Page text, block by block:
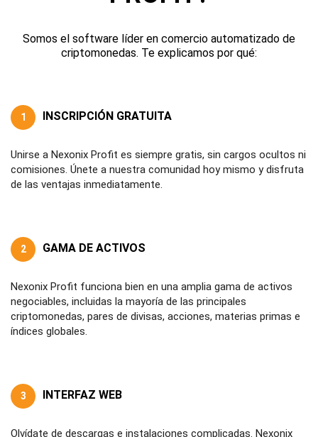
Somos el software líder en comercio automatizado de
criptomonedas. Te explicamos por qué:
1 INSCRIPCIÓN GRATUITA
Unirse a Nexonix Profit es siempre gratis, sin cargos ocultos ni
comisiones. Únete a nuestra comunidad hoy mismo y disfruta
de las ventajas inmediatamente.
2 GAMA DE ACTIVOS
Nexonix Profit funciona bien en una amplia gama de activos
negociables, incluidas la mayoría de las principales
criptomonedas, pares de divisas, acciones, materias primas e
índices globales.
3 INTERFAZ WEB
Olvídate de descargas e instalaciones complicadas. Nexonix